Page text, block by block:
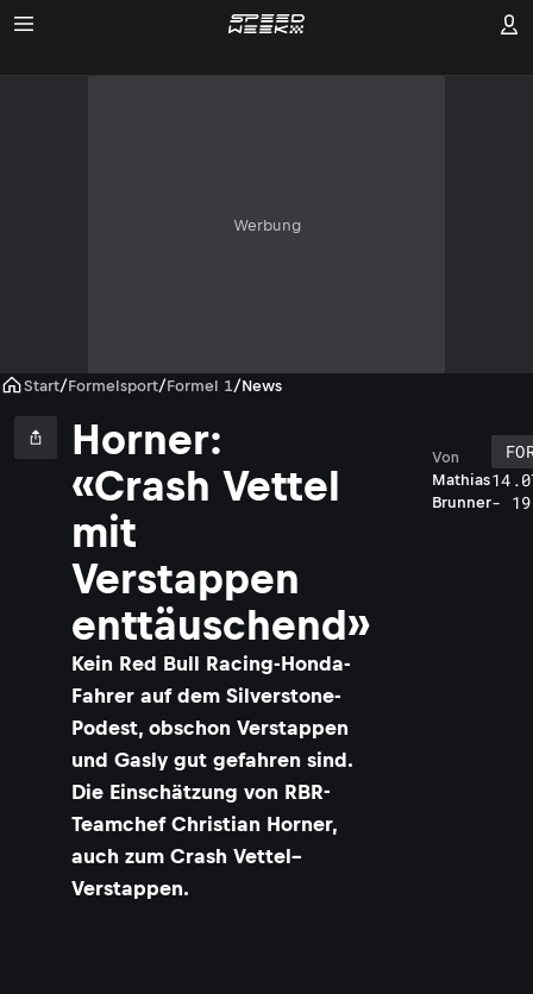
Werbung
Start/Formelsport/Formel 1/News
Horner:
«Crash Vettel
mit
Verstappen
enttäuschend»
​Kein Red Bull Racing-Honda-
Fahrer auf dem Silverstone-
Podest, obschon Verstappen
und Gasly gut gefahren sind.
Die Einschätzung von RBR-
Teamchef Christian Horner,
auch zum Crash Vettel–
Verstappen.
Mathias
Brunner
Von
-